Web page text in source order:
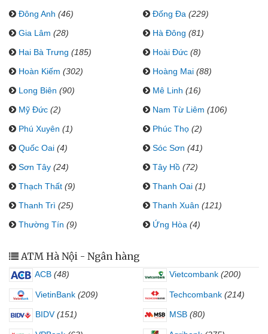
Đông Anh (46) Đống Đa (229)
Gia Lâm (28) Hà Đông (81)
Hai Bà Trưng (185) Hoài Đức (8)
Hoàn Kiếm (302) Hoàng Mai (88)
Long Biên (90) Mê Linh (16)
Mỹ Đức (2) Nam Từ Liêm (106)
Phú Xuyên (1) Phúc Thọ (2)
Quốc Oai (4) Sóc Sơn (41)
Sơn Tây (24) Tây Hồ (72)
Thạch Thất (9) Thanh Oai (1)
Thanh Trì (25) Thanh Xuân (121)
Thường Tín (9) Ứng Hòa (4)
ATM Hà Nội - Ngân hàng
ACB (48) Vietcombank (200)
VietinBank (209) Techcombank (214)
BIDV (151) MSB (80)